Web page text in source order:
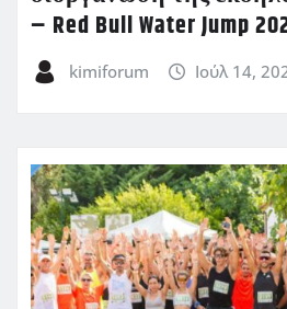
– Red Bull Water Jump
kimiforum Ιούλ 14,